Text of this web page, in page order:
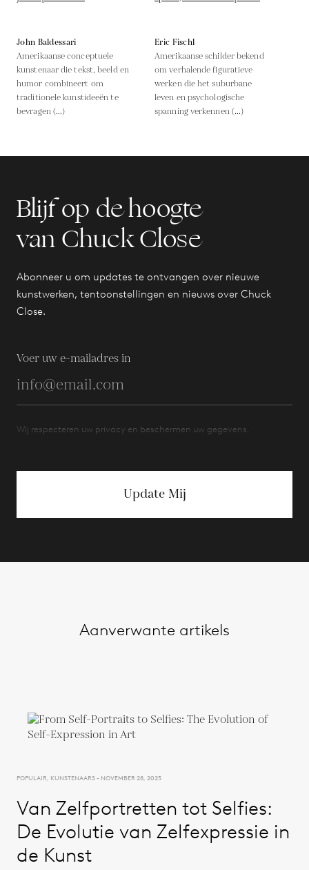
John Baldessari
Amerikaanse conceptuele
kunstenaar die tekst, beeld en
humor combineert om
traditionele kunstideeën te
bevragen (...)
Eric Fischl
Amerikaanse schilder bekend
om verhalende figuratieve
werken die het suburbane
leven en psychologische
spanning verkennen (...)
Blijf op de hoogte
van Chuck Close
Abonneer u om updates te ontvangen over nieuwe
kunstwerken, tentoonstellingen en nieuws over Chuck
Close.
Voer uw e-mailadres in
Wij respecteren uw privacy en beschermen uw gegevens.
Update Mij
Aanverwante artikels
POPULAIR, KUNSTENAARS - NOVEMBER 28, 2025
Van Zelfportretten tot Selfies:
De Evolutie van Zelfexpressie in
de Kunst